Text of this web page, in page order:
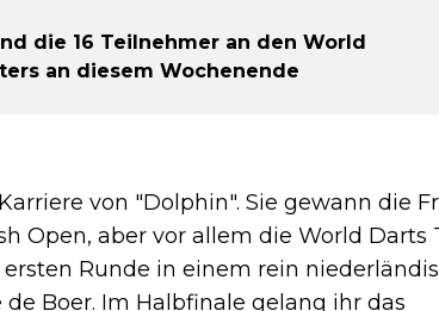
die 16 Teilnehmer an den World
an diesem Wochenende
von "Dolphin". Sie gewann die
Open, aber vor allem die World Darts
Runde in einem rein
Boer. Im Halbfinale gelang ihr das